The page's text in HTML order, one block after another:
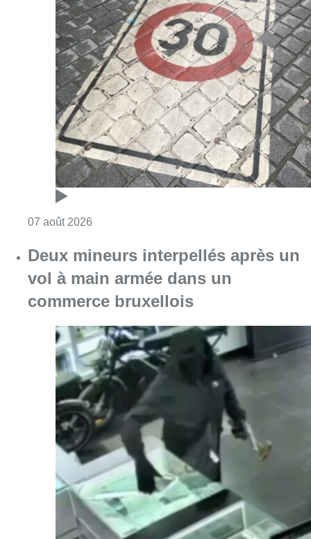
07 août 2026
Deux mineurs interpellés après un
vol à main armée dans un
commerce bruxellois